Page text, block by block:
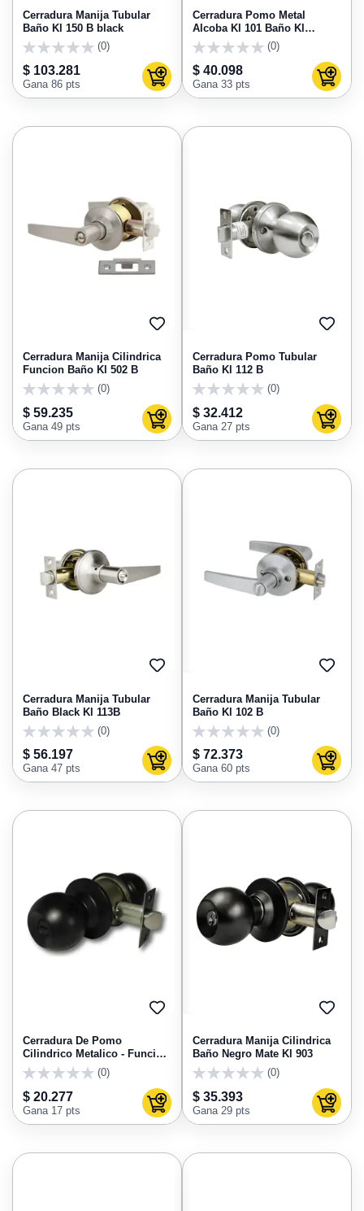
FAVORITOS
Cerradura Manija Tubular
Baño Kl 150 B black
(0)
$ 103.281
Gana 86 pts Agregar al carrito
Cerradura Pomo Metal
Alcoba Kl 101 Baño Kl
Segurity
(0)
$ 40.098
Gana 33 pts
AGREGAR
FAVORITOS
Cerradura Manija Cilindrica
Funcion Baño Kl 502 B
(0)
$ 59.235
Gana 49 pts Agregar al carrito
Cerradura Pomo Tubular
Baño Kl 112 B
(0)
$ 32.412
Gana 27 pts
AGREGAR
FAVORITOS
Cerradura Manija Tubular
Baño Black Kl 113B
(0)
$ 56.197
Gana 47 pts Agregar al carrito
Cerradura Manija Tubular
Baño Kl 102 B
(0)
$ 72.373
Gana 60 pts
AGREGAR
FAVORITOS
Cerradura De Pomo
Cilindrico Metalico - Funcion
Baño - Kl 501B - Tono Negro
(0)
$ 20.277
Gana 17 pts Agregar al carrito
Cerradura Manija Cilindrica
Baño Negro Mate Kl 903
(0)
$ 35.393
Gana 29 pts